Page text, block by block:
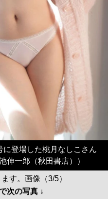
に登場した桃月なしこさん
一郎（秋田書店））
す。画像（3/5）
次の写真 ↓